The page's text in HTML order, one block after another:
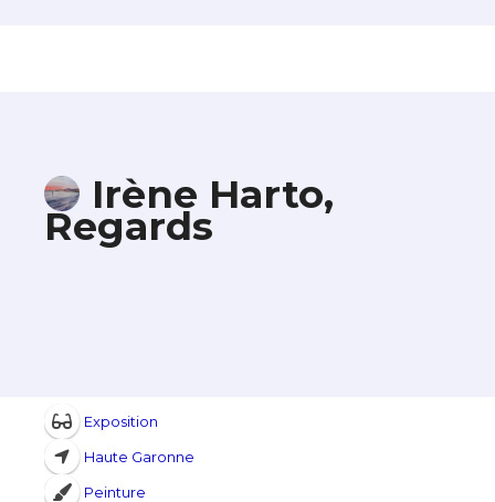
Irène Harto,
Regards
Exposition
Haute Garonne
Peinture